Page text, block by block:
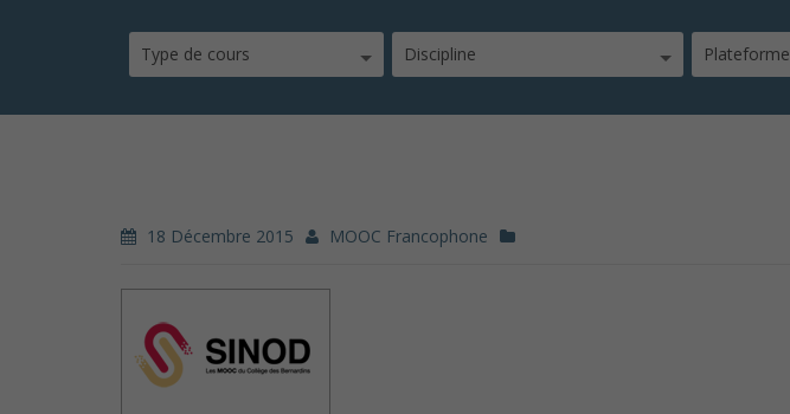
Type de cours Discipline Plateforme
18 Décembre 2015 MOOC Francophone